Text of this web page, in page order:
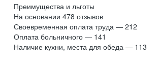
Преимущества и льготы
На основании 478 отзывов
Своевременная оплата труда — 212
Оплата больничного — 141
Наличие кухни, места для обеда — 113